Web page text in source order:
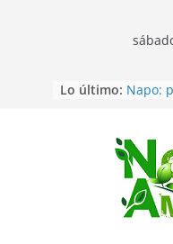
Lo último: Napo: